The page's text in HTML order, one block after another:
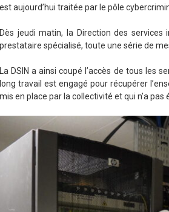
est aujourd’hui traitée par le pôle
Dès jeudi matin, la Direction des
prestataire spécialisé, toute une série de
La DSIN a ainsi coupé l’accès de tous les
long travail est engagé pour récupérer
mis en place par la collectivité et qui n’a pas